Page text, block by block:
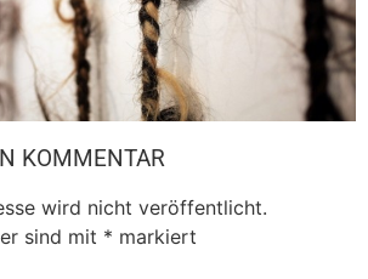
KOMMENTAR
wird nicht veröffentlicht.
sind mit * markiert